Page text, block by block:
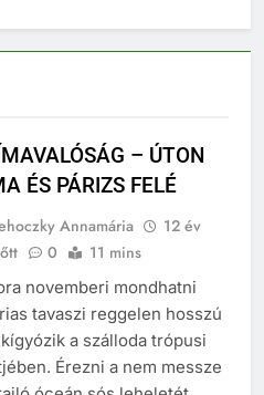
– ÚTON
ÉS PÁRIZS FELÉ
Annamária
12 év
0 11 mins
novemberi mondhatni
tavaszi reggelen hosszú
a szálloda trópusi
Érezni a nem messze